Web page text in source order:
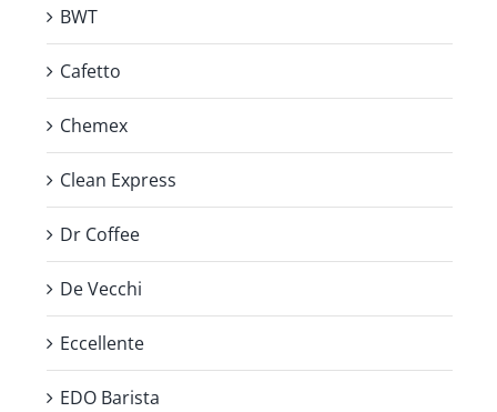
BWT
Cafetto
Chemex
Clean Express
Dr Coffee
De Vecchi
Eccellente
EDO Barista